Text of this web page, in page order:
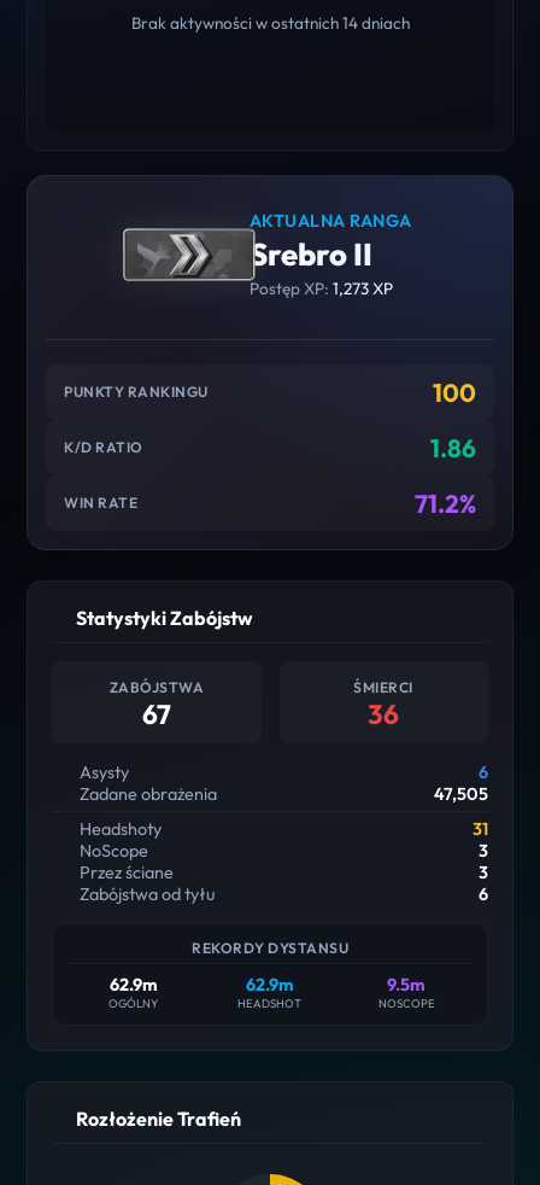
Brak aktywności w ostatnich 14 dniach
AKTUALNA RANGA
Srebro II
Postęp XP: 1,273 XP
PUNKTY RANKINGU 100
K/D RATIO 1.86
WIN RATE 71.2%
Statystyki Zabójstw
ZABÓJSTWA
67
ŚMIERCI
36
Asysty
6
Zadane obrażenia
47,505
Headshoty
31
NoScope
3
Przez ściane
3
Zabójstwa od tyłu
6
REKORDY DYSTANSU
62.9m
OGÓLNY
62.9m
HEADSHOT
9.5m
NOSCOPE
Rozłożenie Trafień